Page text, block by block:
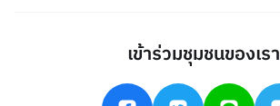
เข้าร่วมชุมชนของเรา